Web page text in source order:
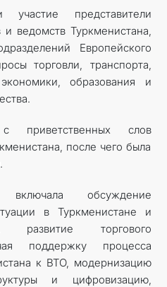
представители
ведомств Туркменистана,
Европейского
торговли, транспорта,
образования и
приветственных слов
после чего была
включала обсуждение
в Туркменистане и
развитие торгового
поддержку процесса
к ВТО, модернизацию
и цифровизацию,